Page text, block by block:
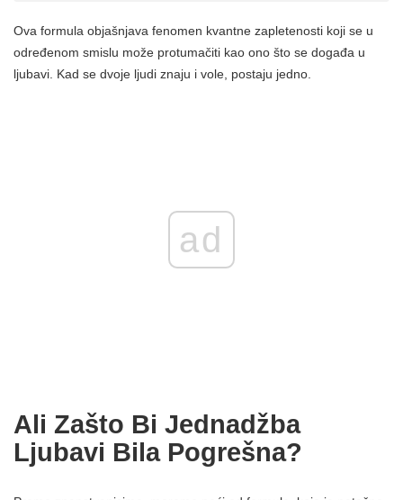
Ova formula objašnjava fenomen kvantne zapletenosti koji se u
određenom smislu može protumačiti kao ono što se događa u
ljubavi. Kad se dvoje ljudi znaju i vole, postaju jedno.
ad
Ali Zašto Bi Jednadžba
Ljubavi Bila Pogrešna?